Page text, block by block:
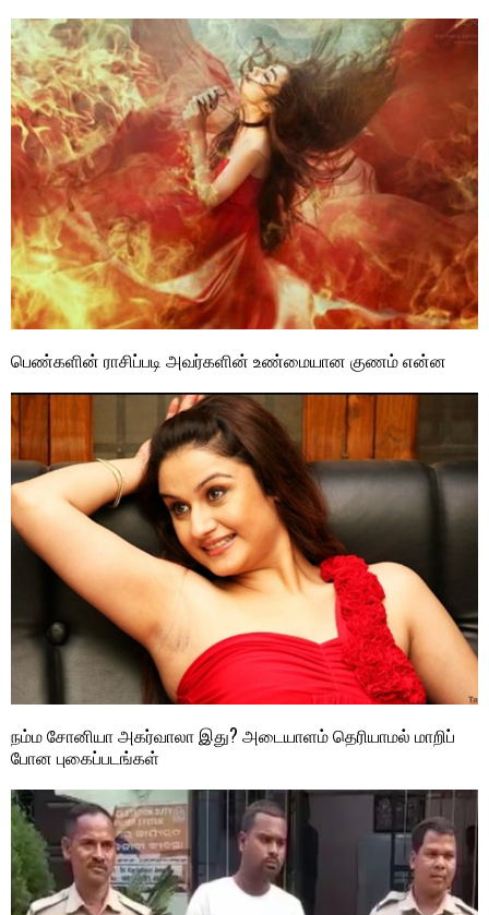
பெண்களின் ராசிப்படி அவர்களின் உண்மையான குணம் என்ன
நம்ம சோனியா அகர்வாலா இது? அடையாளம் தெரியாமல் மாறிப்
போன புகைப்படங்கள்